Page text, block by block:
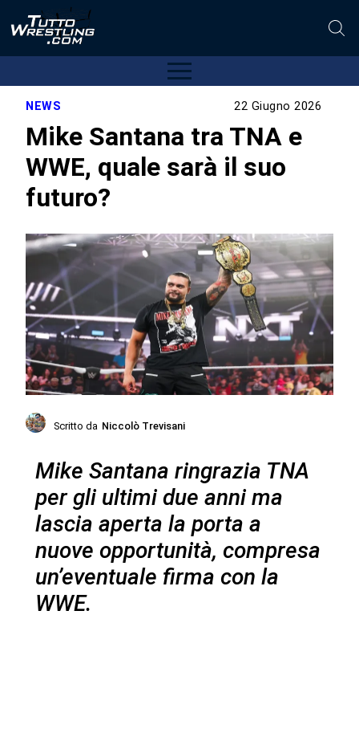
NEWS 22 Giugno 2026
Mike Santana tra TNA e
WWE, quale sarà il suo
futuro?
Scritto da Niccolò Trevisani
Mike Santana ringrazia TNA
per gli ultimi due anni ma
lascia aperta la porta a
nuove opportunità, compresa
un’eventuale firma con la
WWE.